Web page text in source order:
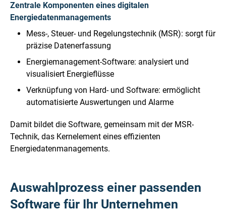
Zentrale Komponenten eines digitalen
Energiedatenmanagements
Mess-, Steuer- und Regelungstechnik (MSR): sorgt für
präzise Datenerfassung
Energiemanagement-Software: analysiert und
visualisiert Energieflüsse
Verknüpfung von Hard- und Software: ermöglicht
automatisierte Auswertungen und Alarme
Damit bildet die Software, gemeinsam mit der MSR-
Technik, das Kernelement eines effizienten
Energiedatenmanagements.
Auswahlprozess einer passenden
Software für Ihr Unternehmen